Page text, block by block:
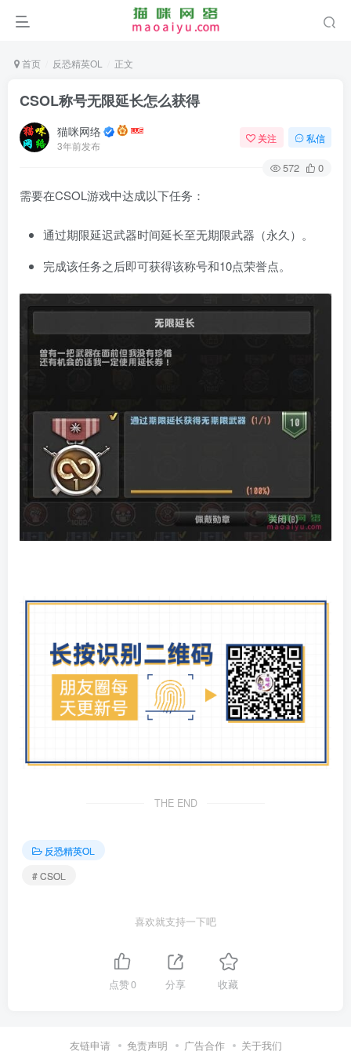
首页 反恐精英OL 正文
CSOL称号无限延长怎么获得
猫咪网络
3年前发布
关注 私信
572 0
需要在CSOL游戏中达成以下任务：
通过期限延迟武器时间延长至无期限武器（永久）。
完成该任务之后即可获得该称号和10点荣誉点。
THE END
反恐精英OL
# CSOL
喜欢就支持一下吧
点赞0 分享 收藏
友链申请 免责声明 广告合作 关于我们